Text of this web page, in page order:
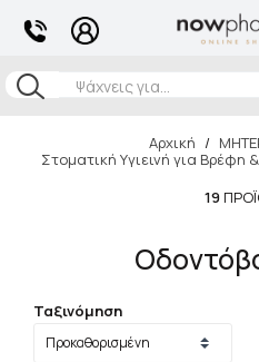
Αρχική /
Στοματική Υγιεινή για Βρέφη
19
Ταξινόμηση